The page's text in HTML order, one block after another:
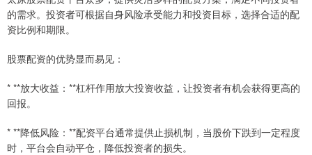
的需求。投资者可根据自身风险承受能力和投资目标，选择合适的配
资比例和期限。
股票配资的优势显而易见：
* **放大收益：**杠杆作用放大投资收益，让投资者有机会获得更高的
回报。
* **降低风险：**配资平台通常提供止损机制，当股价下跌到一定程度
时，平台会自动平仓，降低投资者的损失。